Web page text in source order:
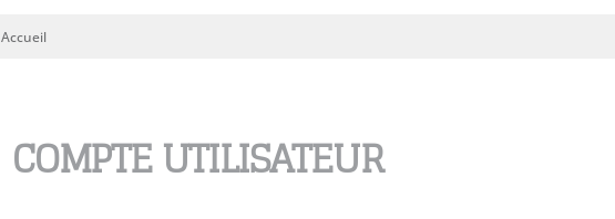
Vous êtes ici
Accueil
COMPTE UTILISATEUR